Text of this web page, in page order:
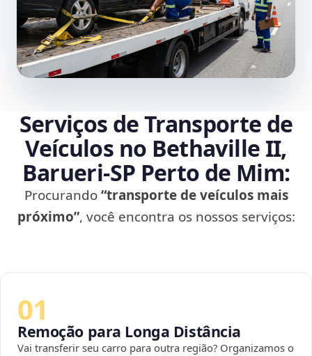
Serviços de Transporte de
Veículos no Bethaville II,
Barueri‑SP Perto de Mim:
Procurando“transporte de veículos mais
próximo”, você encontra os nossos serviços:
01
Remoção para Longa Distância
Vai transferir seu carro para outra região? Organizamos o